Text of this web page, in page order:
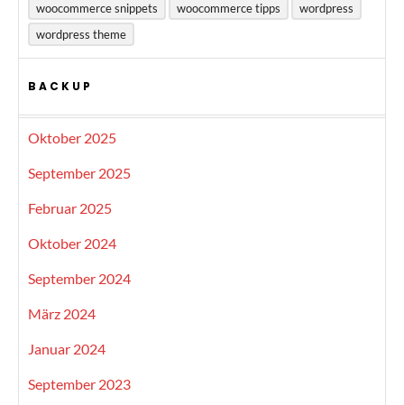
woocommerce snippets
woocommerce tipps
wordpress
wordpress theme
BACKUP
Oktober 2025
September 2025
Februar 2025
Oktober 2024
September 2024
März 2024
Januar 2024
September 2023